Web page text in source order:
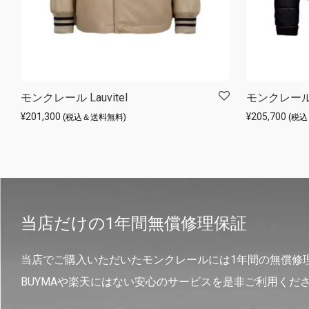
モンクレール Lauvitel
¥201,300 (税込＆送料無料)
モンクレー
¥205,700 (税
当店だけの1年間無償修理保証
当店でご購入いただいたモンクレールには1年間の無償修
BUYMAや楽天にはない安心のサービスを是非ご利用くだ